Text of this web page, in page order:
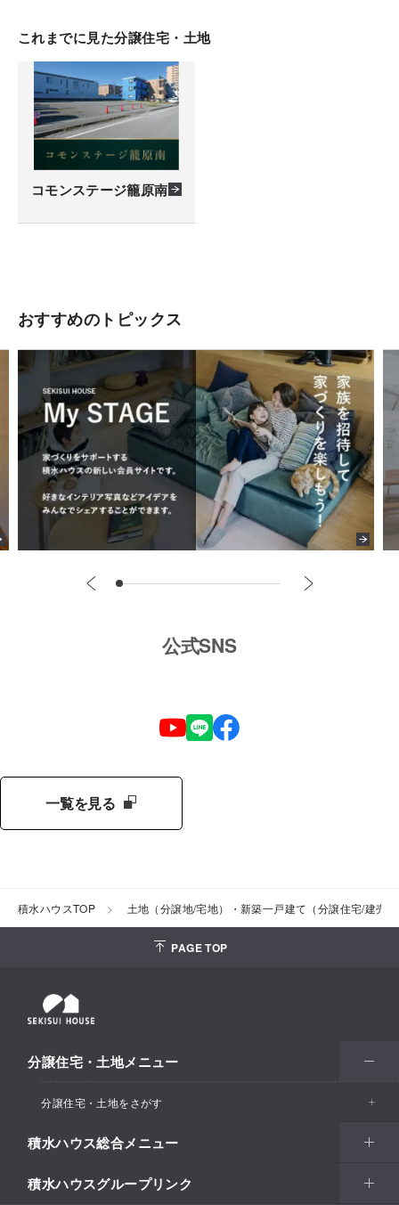
これまでに見た分譲住宅・土地
コモンステージ籠原南
おすすめのトピックス
公式SNS
一覧を見る
積水ハウスTOP 土地（分譲地/宅地）・新築一戸建て（分譲住宅/建売
PAGE TOP
分譲住宅・土地メニュー
分譲住宅・土地をさがす
エリアからさがす
北海道・東北
市区町村からさがす
積水ハウス総合メニュー
住まい
積水ハウスグループリンク